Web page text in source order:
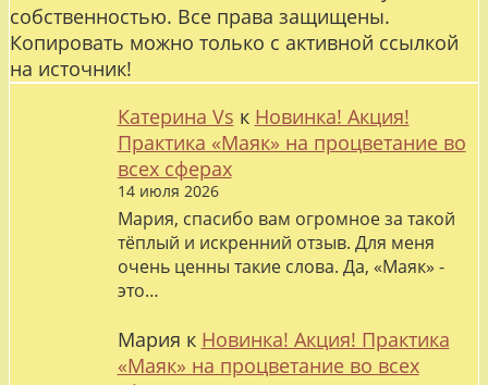
собственностью. Все права защищены.
Копировать можно только с активной ссылкой
на источник!
Катерина Vs к Новинка! Акция!
Практика «Маяк» на процветание во
всех сферах
14 июля 2026
Мария, спасибо вам огромное за такой
тёплый и искренний отзыв. Для меня
очень ценны такие слова. Да, «Маяк» -
это…
Мария к Новинка! Акция! Практика
«Маяк» на процветание во всех